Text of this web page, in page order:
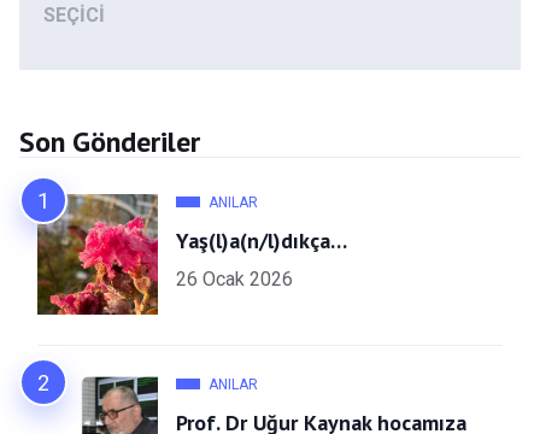
SEÇICI
Son Gönderiler
ANILAR
Yaş(l)a(n/l)dıkça…
26 Ocak 2026
ANILAR
Prof. Dr Uğur Kaynak hocamıza